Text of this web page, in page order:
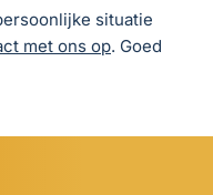
situatie
met ons op. Goed